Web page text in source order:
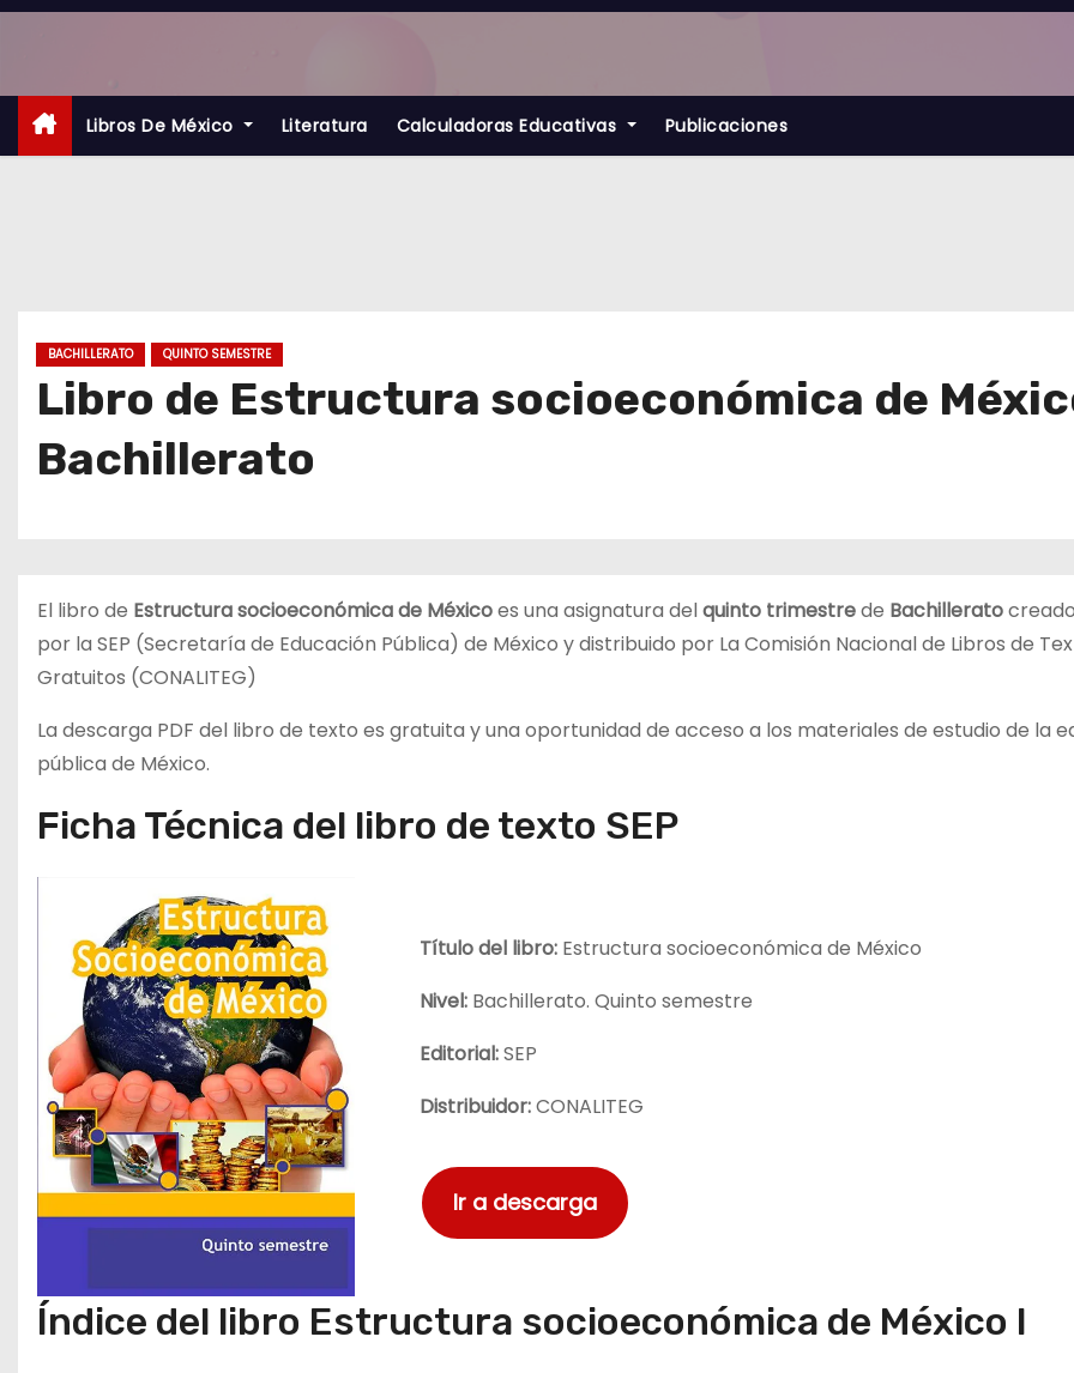
S
l
a
Libros De México Literatura Calculadoras Educativas Publicaciones
BACHILLERATO QUINTO SEMESTRE
Libro de Estructura socioeconómica de
Bachillerato
El libro de Estructura socioeconómica de Méxicoes una asignatura delquinto trimestrede Bachillerato
por la SEP (Secretaría de Educación Pública) de México y distribuido por La Comisión Nacional de Libros de
Gratuitos (CONALITEG)
La descarga PDF del libro de texto es gratuita y una oportunidad de acceso a los materiales de estudio de la
pública de México.
Ficha Técnica del libro de texto SEP
Título del libro: Estructura socioeconómica de México
Nivel: Bachillerato. Quinto semestre
Editorial:SEP
Distribuidor:CONALITEG
Ir a descarga
Índice del libro Estructura socioeconómica de México I